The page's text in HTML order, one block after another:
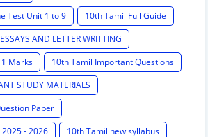
Test Unit 1 to 9
10th Tamil Full Guide
AND LETTER WRITTING
Marks
10th Tamil Important Questions
STUDY MATERIALS
Paper
- 2026
10th Tamil new syllabus